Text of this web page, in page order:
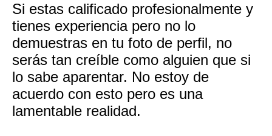
Si estas calificado profesionalmente y
tienes experiencia pero no lo
demuestras en tu foto de perfil, no
serás tan creíble como alguien que si
lo sabe aparentar. No estoy de
acuerdo con esto pero es una
lamentable realidad.